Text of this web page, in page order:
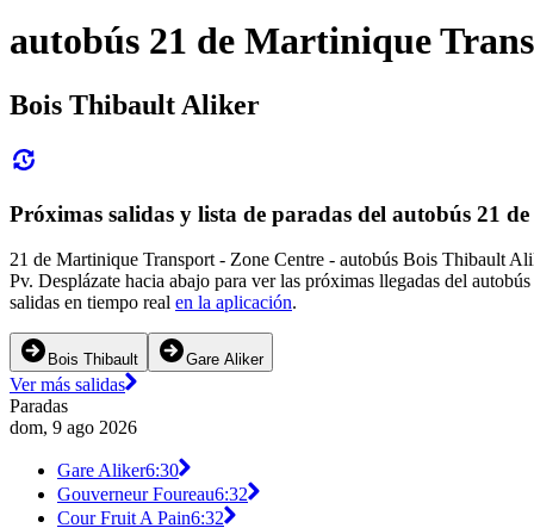
autobús 21 de Martinique
Bois Thibault Aliker
Próximas salidas y lista de paradas del autobús 21
21 de Martinique Transport - Zone Centre - autobús Bois Thibault
Pv. Desplázate hacia abajo para ver las próximas llegadas del
salidas en tiempo real en la aplicación.
Bois Thibault Gare Aliker
Ver más salidas
Paradas
dom, 9 ago 2026
Gare Aliker6:30
Gouverneur Foureau6:32
Cour Fruit A Pain6:32